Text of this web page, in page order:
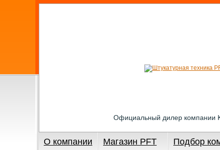
Официальный дилер компании
О компании Магазин PFT Подбор